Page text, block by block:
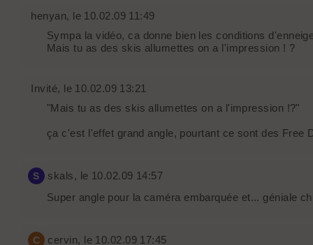
henyan, le 10.02.09 11:49
Sympa la vidéo, ca donne bien les conditions
Mais tu as des skis allumettes on a l'impression ! ?
Invité, le 10.02.09 13:21
"Mais tu as des skis allumettes on a l'impression !?"
ça c'est l'effet grand angle, pourtant ce sont des Free
S skals, le 10.02.09 14:57
Super angle pour la caméra embarquée et... géniale
C cervin, le 10.02.09 17:45